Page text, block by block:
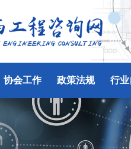
协会工作 政策法规 行